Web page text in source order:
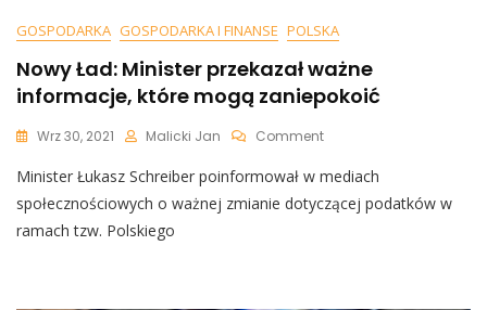
GOSPODARKA GOSPODARKA I FINANSE POLSKA
Nowy Ład: Minister przekazał ważne
informacje, które mogą zaniepokoić
Wrz 30, 2021 Malicki Jan CommentOn
Ład:
Minister
Przekazał
Minister Łukasz Schreiber poinformował w mediach
społecznościowych o ważnej zmianie dotyczącej podatków w
ramach tzw. Polskiego